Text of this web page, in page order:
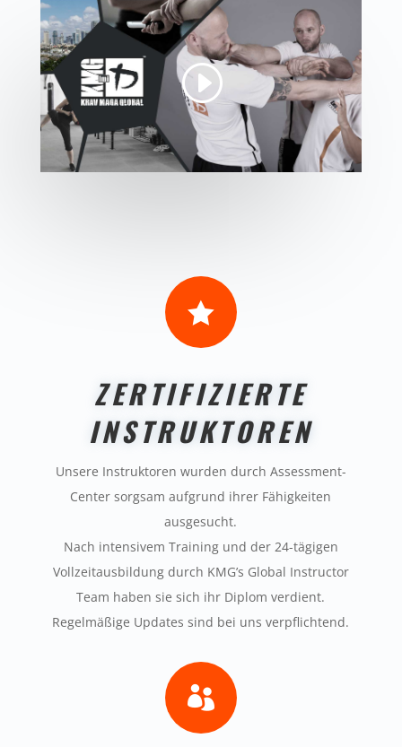

ZERTIFIZIERTE
INSTRUKTOREN
Unsere Instruktoren wurden durch Assessment-
Center sorgsam aufgrund ihrer Fähigkeiten
ausgesucht.
Nach intensivem Training und der 24-tägigen
Vollzeitausbildung durch KMG’s Global Instructor
Team haben sie sich ihr Diplom verdient.
Regelmäßige Updates sind bei uns verpflichtend.
